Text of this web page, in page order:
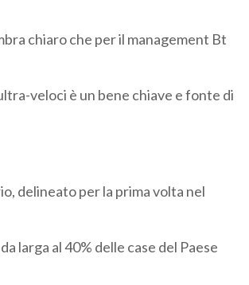
chiaro che per il management Bt
veloci è un bene chiave e fonte di
delineato per la prima volta nel
larga al 40% delle case del Paese